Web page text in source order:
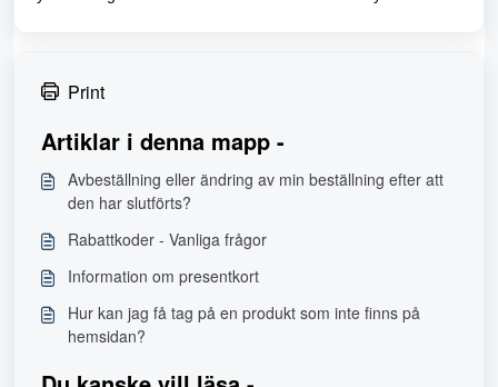
Print
Artiklar i denna mapp -
Avbeställning eller ändring av min beställning efter att
den har slutförts?
Rabattkoder - Vanliga frågor
Information om presentkort
Hur kan jag få tag på en produkt som inte finns på
hemsidan?